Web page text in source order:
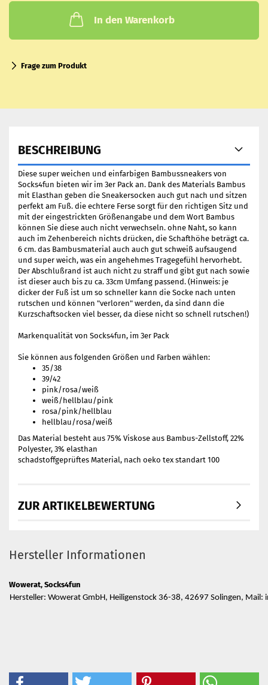
In den Warenkorb
Frage zum Produkt
BESCHREIBUNG
Diese super weichen und einfarbigen Bambussneakers von
Socks4fun bieten wir im 3er Pack an. Dank des Materials Bambus
mit Elasthan geben die Sneakersocken auch gut nach und sitzen
perfekt am Fuß. die echtere Ferse sorgt für den richtigen Sitz und
mit der eingestrickten Größenangabe und dem Wort Bambus
können Sie diese auch nicht verwechseln. ohne Naht, so kann
auch im Zehenbereich nichts drücken, die Schafthöhe beträgt ca.
6 cm. das Bambusmaterial auch auch gut schweiß aufsaugend
und super weich, was ein angehehmes Tragegefühl hervorhebt.
Der Abschlußrand ist auch nicht zu straff und gibt gut nach sowie
ist dieser auch bis zu ca. 33cm Umfang passend. (Hinweis: je
dicker der Fuß ist um so schneller kann die Socke nach unten
rutschen und können "verloren" werden, da sind dann die
Kurzschaftsocken viel besser, da diese nicht so schnell rutschen!)
Markenqualität von Socks4fun, im 3er Pack
Sie können aus folgenden Größen und Farben wählen:
35/38
39/42
pink/rosa/weiß
weiß/hellblau/pink
rosa/pink/hellblau
hellblau/rosa/weiß
Das Material besteht aus 75% Viskose aus Bambus-Zellstoff, 22%
Polyester, 3% elasthan
schadstoffgeprüftes Material, nach oeko tex standart 100
ZUR ARTIKELBEWERTUNG
Hersteller Informationen
Wowerat, Socks4fun
Hersteller: Wowerat GmbH, Heiligenstock 36-38, 42697 Solingen,